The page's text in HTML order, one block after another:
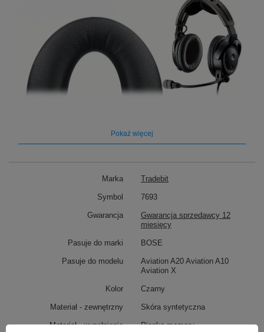
✅ Gąbki są od razu, po zakupie gotowe do założenia,
ponoszenia wysokich kosztów!
Wzmocniona powłoka,
zapewniająca dodatkową
✅ Intuicyjny montaż i demontaż.
Pokaż więcej
Marka Tradebit
Symbol 7693
Gwarancja
Gwarancja sprzedawcy 12
miesięcy
Pasuje do marki BOSE
Pasuje do modelu
Aviation A20 Aviation A10
Aviation X
Kolor Czarny
Materiał - zewnętrzny Skóra syntetyczna
Materiał - wypełnienie Pianka memory